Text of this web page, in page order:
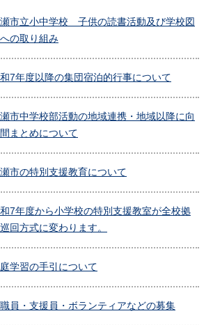
瀬市立小中学校 子供の読書活動及び学校図
の取り組み
和7年度以降の集団宿泊的行事について
瀬市中学校部活動の地域連携・地域以降に向
まとめについて
市の特別支援教育について
和7年度から小学校の特別支援教室が全校拠
回方式に変わります。
学習の手引について
職員・支援員・ボランティアなどの募集